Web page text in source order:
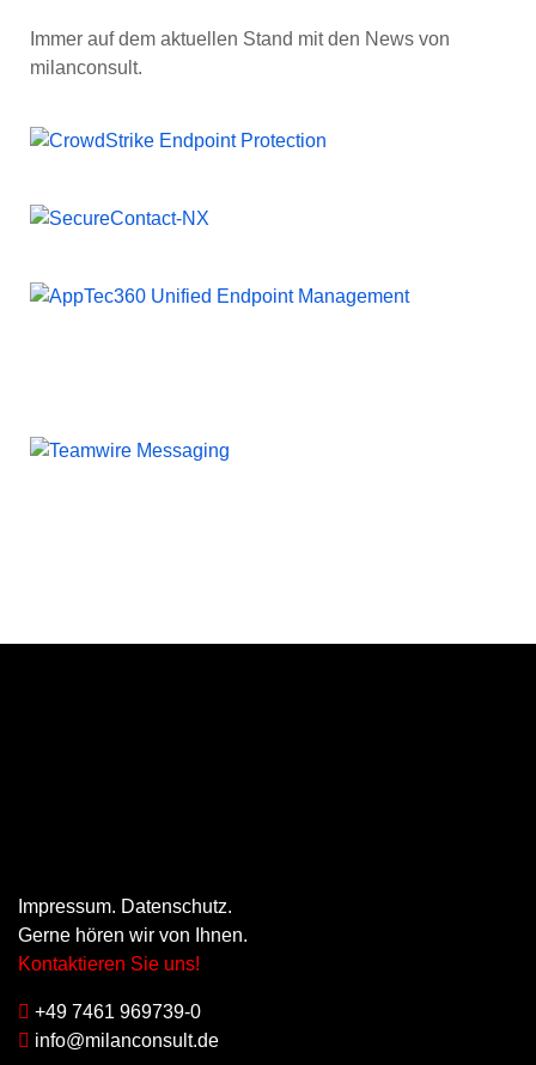
Immer auf dem aktuellen Stand mit den News von
milanconsult.
Impressum. Datenschutz.
Gerne hören wir von Ihnen.
Kontaktieren Sie uns!
+49 7461 969739-0
info@milanconsult.de